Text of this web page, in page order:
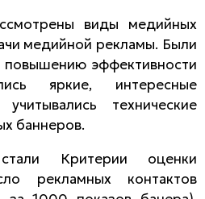
виды медийных
медийной рекламы. Были
повышению эффективности
яркие, интересные
технические
баннеров.
Критерии оценки
рекламных контактов